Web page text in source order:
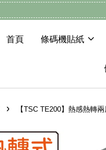
首頁 條碼機貼紙
› 【TSC TE200】熱感熱轉